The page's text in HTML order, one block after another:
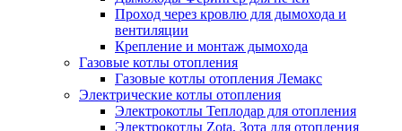
Проход через кровлю для дымохода и
вентиляции
Крепление и монтаж дымохода
Газовые котлы отопления
Газовые котлы отопления Лемакс
Электрические котлы отопления
Электрокотлы Теплодар для отопления
Электрокотлы Zota, Зота для отопления